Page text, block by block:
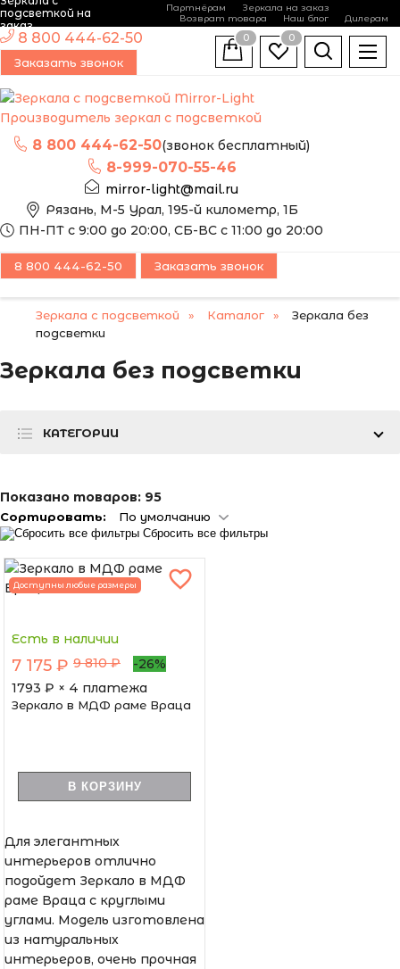
подсветкой на
заказ
Партнёрам
Зеркала на заказ
Возврат товара
Наш блог Дилерам
Производитель зеркал с подсветкой
8 800 444-62-50(звонок бесплатный)
8-999-070-55-46
mirror-light@mail.ru
Рязань, М-5 Урал, 195-й километр, 1Б
ПН-ПТ с 9:00 до 20:00, СБ-ВС с 11:00 до 20:00
8 800 444-62-50
Заказать звонок
0
0
8 800 444-62-50 Заказать звонок
Зеркала с подсветкой Каталог
Зеркала без
подсветки
Зеркала без подсветки
КАТЕГОРИИ
Показано товаров: 95
Сортировать: По умолчанию
Сбросить все фильтры
Доступны любые размеры
Есть в наличии
7 175 ₽ 9 810 ₽
-26%
1793 ₽ × 4 платежа
Зеркало в МДФ раме Враца
В КОРЗИНУ
Для элегантных
интерьеров отлично
подойдет Зеркало в МДФ
раме Враца с круглыми
углами. Модель изготовлена
из натуральных
интерьеров, очень прочная